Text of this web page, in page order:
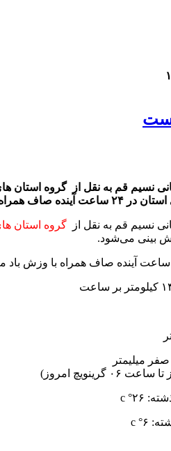
است. سرعت باد: ۴ متر […]
نسیم قم به نقل از گروه استان